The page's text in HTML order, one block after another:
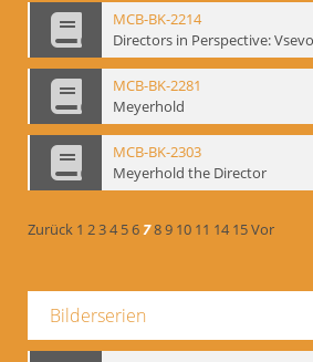
MCB-BK-2214
MCB-BK-2281
Meyerhold
MCB-BK-2303
Meyerhold the Director
Zurück 1 234 56789 10 11 14 15Vor
Bilderserien